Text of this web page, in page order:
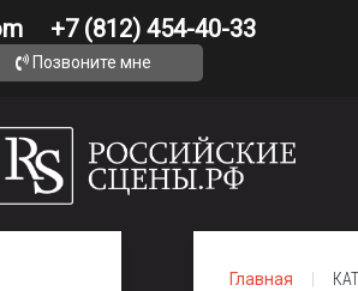
+7 (812) 454-40-33
Позвоните мне
Главная